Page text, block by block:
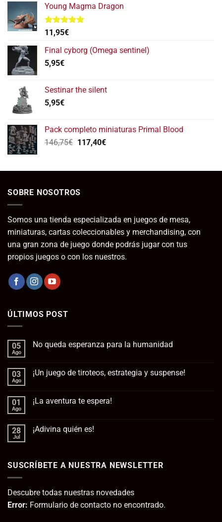
Young Magma Dragon
Valorado
con
de 5
11,95€
Final cyborg (Omega sentinel)
5,95€
Sestinar the silent
5,95€
Pack completo miniaturas Primal Blood
146,75€ El
era:
117,40€El
es:
SOBRE NOSOTROS
Somos una tienda especializada en juegos de mesa,
miniaturas, cartas coleccionables y merchandising, con
una gran zona de juego donde podrás jugar con tus
propios juegos o con los nuestros.
ÚLTIMOS POST
05
Ago
No queda esperanza para la humanidad
en
para
la
03
Ago
¡Un juego de tiroteos, estrategia y suspense!
en
tiroteos,
estrategia
01
Ago
¡La aventura te espera!
en
28
Jul
¡Adivina quién es!
¡Adivina
SUSCRÍBETE A NUESTRA NEWSLETTER
Descubre todas nuestras novedades
Error: Formulario de contacto no encontrado.